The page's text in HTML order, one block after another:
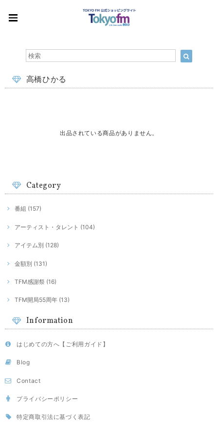
高橋ひかる
出品されている商品がありません。
Category
番組 (157)
アーティスト・タレント (104)
アイテム別 (128)
金額別 (131)
TFM感謝祭 (16)
TFM開局55周年 (13)
Information
はじめての方へ【ご利用ガイド】
Blog
Contact
プライバシーポリシー
特定商取引法に基づく表記